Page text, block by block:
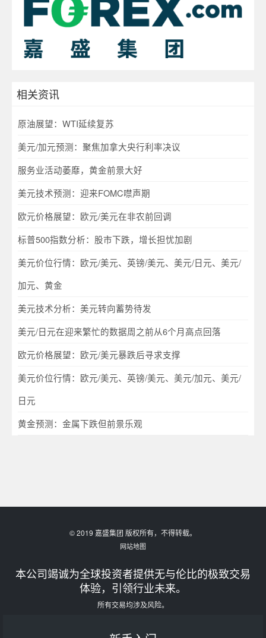
相关资讯
原油展望：WTI延续复苏
美元/加元预测：聚焦加拿大央行利率决议
服务业活动萎靡，黄金前景大好
美元技术预测：迎来FOMC噤声期
欧元价格展望：欧元/美元在非农前回调
标普500指数分析：股市下跌，增长担忧加剧
美元价位行情：欧元/美元、英镑/美元、美元/日元、美元/
加元、黄金
美元技术分析：美元转向蓄势待发
美元/日元在迎来繁忙的数据周之前从6个月高点回落
欧元价格展望：欧元/美元暴跌后寻求支撑
美元价位行情：欧元/美元、英镑/美元、美元/加元、美元/
日元
黄金预测：金属下跌但前景乐观
© 2019 嘉盛集团 版权所有，不得转载。
网站地图
本公司竭诚为全球投资者提供无与伦比的极致交易
体验，引领行业未来。
所有交易均涉及风险。